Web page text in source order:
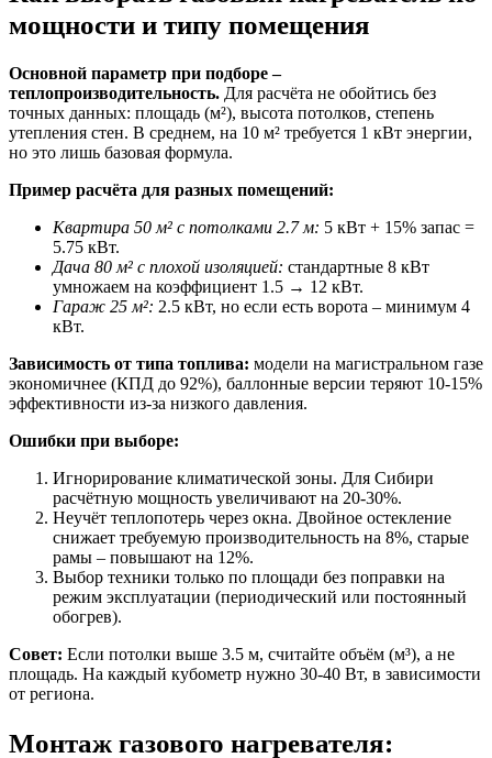
мощности и типу помещения
Основной параметр при подборе –
теплопроизводительность. Для расчёта не обойтись без
точных данных: площадь (м²), высота потолков, степень
утепления стен. В среднем, на 10 м² требуется 1 кВт энергии,
но это лишь базовая формула.
Пример расчёта для разных помещений:
Квартира 50 м² с потолками 2.7 м: 5 кВт + 15% запас =
5.75 кВт.
Дача 80 м² с плохой изоляцией: стандартные 8 кВт
умножаем на коэффициент 1.5 → 12 кВт.
Гараж 25 м²: 2.5 кВт, но если есть ворота – минимум 4
кВт.
Зависимость от типа топлива: модели на магистральном газе
экономичнее (КПД до 92%), баллонные версии теряют 10-15%
эффективности из-за низкого давления.
Ошибки при выборе:
Игнорирование климатической зоны. Для Сибири
расчётную мощность увеличивают на 20-30%.
Неучёт теплопотерь через окна. Двойное остекление
снижает требуемую производительность на 8%, старые
рамы – повышают на 12%.
Выбор техники только по площади без поправки на
режим эксплуатации (периодический или постоянный
обогрев).
Совет: Если потолки выше 3.5 м, считайте объём (м³), а не
площадь. На каждый кубометр нужно 30-40 Вт, в зависимости
от региона.
Монтаж газового нагревателя: